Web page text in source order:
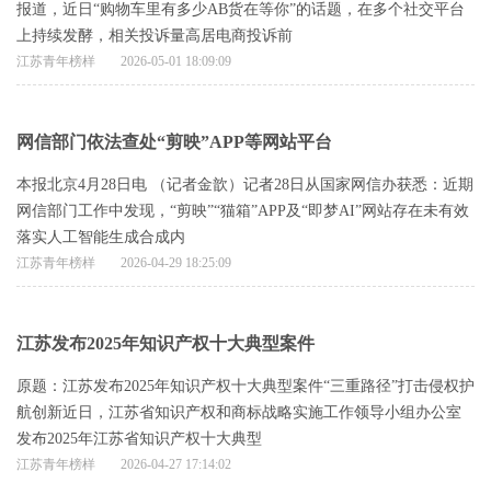
报道，近日“购物车里有多少AB货在等你”的话题，在多个社交平台
上持续发酵，相关投诉量高居电商投诉前
江苏青年榜样 2026-05-01 18:09:09
网信部门依法查处“剪映”APP等网站平台
本报北京4月28日电 （记者金歆）记者28日从国家网信办获悉：近期
网信部门工作中发现，“剪映”“猫箱”APP及“即梦AI”网站存在未有效
落实人工智能生成合成内
江苏青年榜样 2026-04-29 18:25:09
江苏发布2025年知识产权十大典型案件
原题：江苏发布2025年知识产权十大典型案件“三重路径”打击侵权护
航创新近日，江苏省知识产权和商标战略实施工作领导小组办公室
发布2025年江苏省知识产权十大典型
江苏青年榜样 2026-04-27 17:14:02